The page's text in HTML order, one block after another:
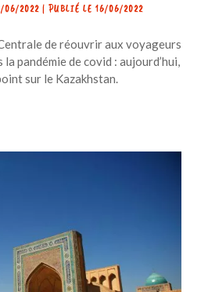
06/2022 | PUBLIÉ LE 16/06/2022
de réouvrir aux voyageurs
pandémie de covid : aujourd’hui,
sur le Kazakhstan.